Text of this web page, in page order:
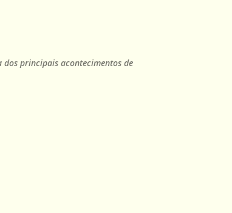
dos principais acontecimentos de